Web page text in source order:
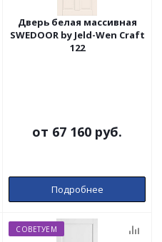
Дверь белая массивная
SWEDOOR by Jeld-Wen Craft
122
от 67 160 руб.
Подробнее
СОВЕТУЕМ